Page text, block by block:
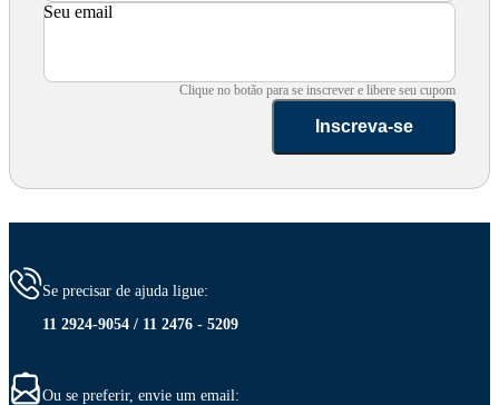
Seu email
Clique no botão para se inscrever e libere seu cupom
Inscreva-se
Se precisar de ajuda ligue:
11 2924-9054 / 11 2476 - 5209
Ou se preferir, envie um email: